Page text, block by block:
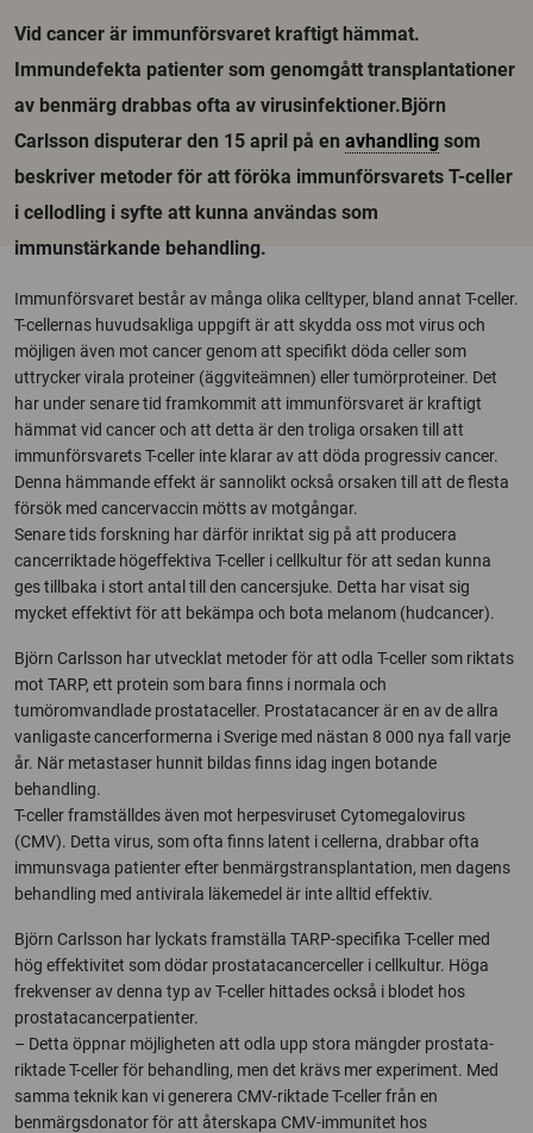
Vid cancer är immunförsvaret kraftigt hämmat.
Immundefekta patienter som genomgått transplantationer
av benmärg drabbas ofta av virusinfektioner.Björn
Carlsson disputerar den 15 april på en avhandling som
beskriver metoder för att föröka immunförsvarets T-celler
i cellodling i syfte att kunna användas som
immunstärkande behandling.
Immunförsvaret består av många olika celltyper, bland annat T-celler.
T-cellernas huvudsakliga uppgift är att skydda oss mot virus och
möjligen även mot cancer genom att specifikt döda celler som
uttrycker virala proteiner (äggviteämnen) eller tumörproteiner. Det
har under senare tid framkommit att immunförsvaret är kraftigt
hämmat vid cancer och att detta är den troliga orsaken till att
immunförsvarets T-celler inte klarar av att döda progressiv cancer.
Denna hämmande effekt är sannolikt också orsaken till att de flesta
försök med cancervaccin mötts av motgångar.
Senare tids forskning har därför inriktat sig på att producera
cancerriktade högeffektiva T-celler i cellkultur för att sedan kunna
ges tillbaka i stort antal till den cancersjuke. Detta har visat sig
mycket effektivt för att bekämpa och bota melanom (hudcancer).
Björn Carlsson har utvecklat metoder för att odla T-celler som riktats
mot TARP, ett protein som bara finns i normala och
tumöromvandlade prostataceller. Prostatacancer är en av de allra
vanligaste cancerformerna i Sverige med nästan 8 000 nya fall varje
år. När metastaser hunnit bildas finns idag ingen botande
behandling.
T-celler framställdes även mot herpesviruset Cytomegalovirus
(CMV). Detta virus, som ofta finns latent i cellerna, drabbar ofta
immunsvaga patienter efter benmärgstransplantation, men dagens
behandling med antivirala läkemedel är inte alltid effektiv.
Björn Carlsson har lyckats framställa TARP-specifika T-celler med
hög effektivitet som dödar prostatacancerceller i cellkultur. Höga
frekvenser av denna typ av T-celler hittades också i blodet hos
prostatacancerpatienter.
– Detta öppnar möjligheten att odla upp stora mängder prostata-
riktade T-celler för behandling, men det krävs mer experiment. Med
samma teknik kan vi generera CMV-riktade T-celler från en
benmärgsdonator för att återskapa CMV-immunitet hos